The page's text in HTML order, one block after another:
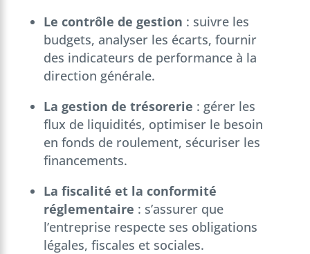
Le contrôle de gestion : suivre les
budgets, analyser les écarts, fournir
des indicateurs de performance à la
direction générale.
La gestion de trésorerie : gérer les
flux de liquidités, optimiser le besoin
en fonds de roulement, sécuriser les
financements.
La fiscalité et la conformité
réglementaire : s’assurer que
l’entreprise respecte ses obligations
légales, fiscales et sociales.